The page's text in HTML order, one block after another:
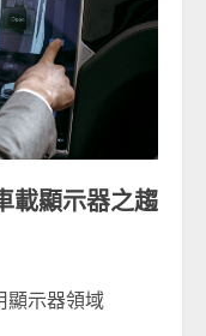
載顯示器之趨
顯示器領域